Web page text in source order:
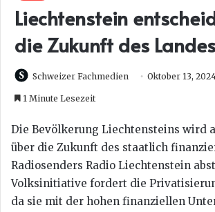
Liechtenstein
die Zukunft des
Schweizer Fachmedien Oktober 13,
1 Minute Lesezeit
Die Bevölkerung Liechtensteins wird
über die Zukunft des staatlich
Radiosenders Radio Liechtenstein
Volksinitiative fordert die
da sie mit der hohen finanziellen